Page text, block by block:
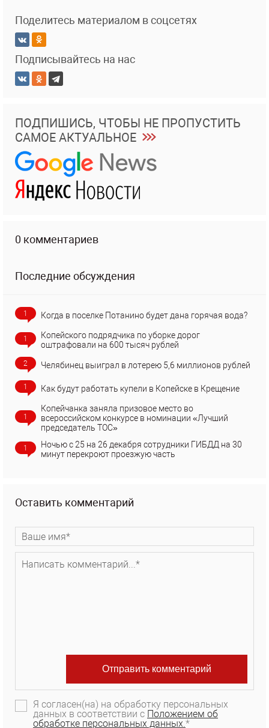
Поделитесь материалом в соцсетях
Подписывайтесь на нас
ПОДПИШИСЬ, ЧТОБЫ НЕ ПРОПУСТИТЬ
САМОЕ АКТУАЛЬНОЕ
0 комментариев
Последние обсуждения
1 Когда в поселке Потанино будет дана горячая вода?
1
Копейского подрядчика по уборке дорог
оштрафовали на 600 тысяч рублей
2 Челябинец выиграл в лотерею 5,6 миллионов рублей
1 Как будут работать купели в Копейске в Крещение
1
Копейчанка заняла призовое место во
всероссийском конкурсе в номинации «Лучший
председатель ТОС»
1
Ночью с 25 на 26 декабря сотрудники ГИБДД на 30
минут перекроют проезжую часть
Оставить комментарий
Я согласен(на) на обработку персональных
данных в соответствии с Положением об
обработке персональных данных.*